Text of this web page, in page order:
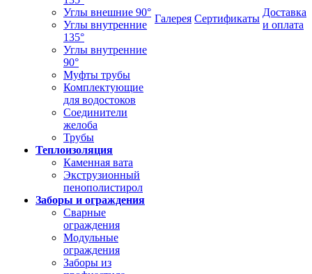
Углы внешние 90°
Углы внутренние
135°
Углы внутренние
90°
Муфты трубы
Комплектующие
для водостоков
Соединители
желоба
Трубы
Теплоизоляция
Каменная вата
Экструзионный
пенополистирол
Заборы и ограждения
Сварные
ограждения
Модульные
ограждения
Заборы из
Галерея Сертификаты
Доставка
и оплата